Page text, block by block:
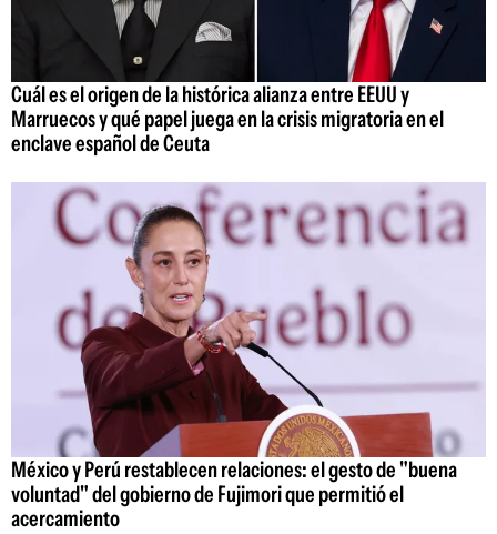
Cuál es el origen de la histórica alianza entre EEUU y
Marruecos y qué papel juega en la crisis migratoria en el
enclave español de Ceuta
México y Perú restablecen relaciones: el gesto de "buena
voluntad" del gobierno de Fujimori que permitió el
acercamiento